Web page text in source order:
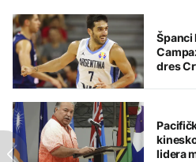
Španci
dres
lidera